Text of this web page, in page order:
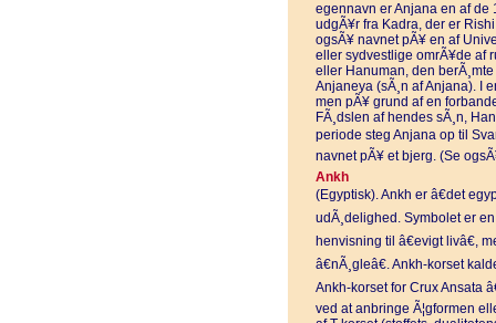
egennavn er Anjana en af de
udgÃ¥r fra Kadra, der er
ogsÃ¥ navnet pÃ¥ en af
eller sydvestlige omrÃ¥de af
eller Hanuman, den
Anjaneya (sÃ¸n af Anjana). I
men pÃ¥ grund af en
FÃ¸dslen af hendes sÃ¸n,
periode steg Anjana op til
navnet pÃ¥ et bjerg. (Se
Ankh
(Egyptisk). Ankh er â€det
udÃ¸delighed. Symbolet er en
henvisning til â€evigt livâ€,
â€nÃ¸gleâ€. Ankh-korset
Ankh-korset for Crux Ansata
ved at anbringe Ã¦gformen